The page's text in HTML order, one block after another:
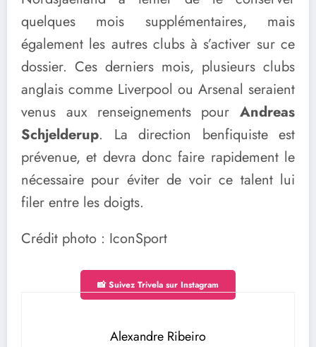
quelques mois supplémentaires, mais
également les autres clubs à s’activer sur ce
dossier. Ces derniers mois, plusieurs clubs
anglais comme Liverpool ou Arsenal seraient
venus aux renseignements pour Andreas
Schjelderup. La direction benfiquiste est
prévenue, et devra donc faire rapidement le
nécessaire pour éviter de voir ce talent lui
filer entre les doigts.
Crédit photo : IconSport
📸 Suivez Trivela sur Instagram
Alexandre Ribeiro